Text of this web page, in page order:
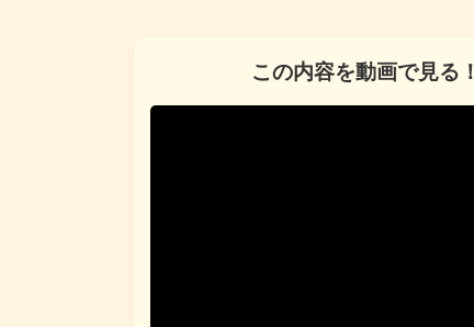
この内容を動画で見る！